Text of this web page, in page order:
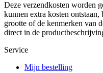
Deze verzendkosten worden
kunnen extra kosten
grootte of de kenmerken van
direct in de
Service
Mijn bestelling